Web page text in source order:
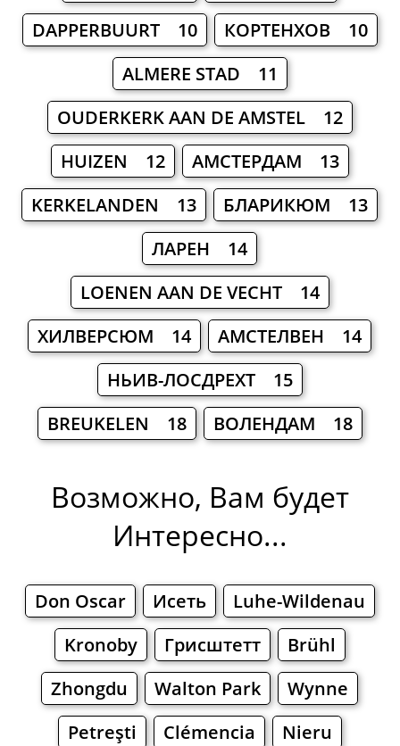
DAPPERBUURT 10
КОРТЕНХОВ 10
ALMERE STAD 11
OUDERKERK AAN DE AMSTEL 12
HUIZEN 12
АМСТЕРДАМ 13
KERKELANDEN 13
БЛАРИКЮМ 13
ЛАРЕН 14
LOENEN AAN DE VECHT 14
ХИЛВЕРСЮМ 14
АМСТЕЛВЕН 14
НЬИВ-ЛОСДРЕХТ 15
BREUKELEN 18
ВОЛЕНДАМ 18
Возможно, Вам будет
Интересно...
Don Oscar Исеть
Luhe-Wildenau
Kronoby
Грисштетт
Brühl
Zhongdu
Walton Park
Wynne
Petreşti
Clémencia
Nieru